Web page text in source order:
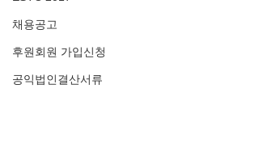
채용공고
후원회원 가입신청
공익법인결산서류